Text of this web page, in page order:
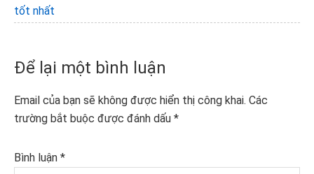
tốt nhất
Reader
Interactions
Để lại một bình luận
Email của bạn sẽ không được hiển thị công khai. Các
trường bắt buộc được đánh dấu *
Bình luận *